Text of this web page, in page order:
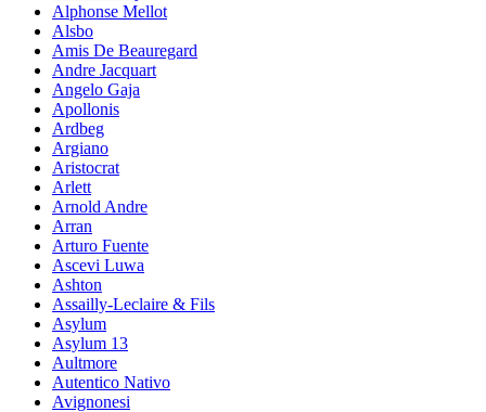
Alphonse Mellot
Alsbo
Amis De Beauregard
Andre Jacquart
Angelo Gaja
Apollonis
Ardbeg
Argiano
Aristocrat
Arlett
Arnold Andre
Arran
Arturo Fuente
Ascevi Luwa
Ashton
Assailly-Leclaire & Fils
Asylum
Asylum 13
Aultmore
Autentico Nativo
Avignonesi